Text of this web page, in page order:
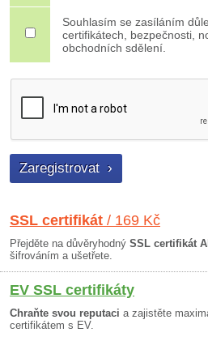
Souhlasím se zasíláním
certifikátech, bezpečnosti,
obchodních sdělení.
SSL certifikát / 169 Kč
Přejděte na důvěryhodný SSL certifikát
šifrováním a ušetřete.
EV SSL certifikáty
Chraňte svou reputaci a zajistěte
certifikátem s EV.